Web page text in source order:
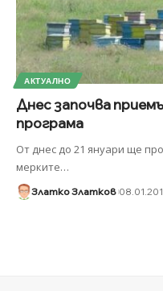
АКТУАЛНО
Днес започва
програма
От днес до 21 януари ще
мерките…
Златко Златков